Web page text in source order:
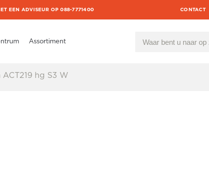
EEN ADVISEUR OP 088-7771400 CONTACT
Assortiment
ACT219 hg S3 W